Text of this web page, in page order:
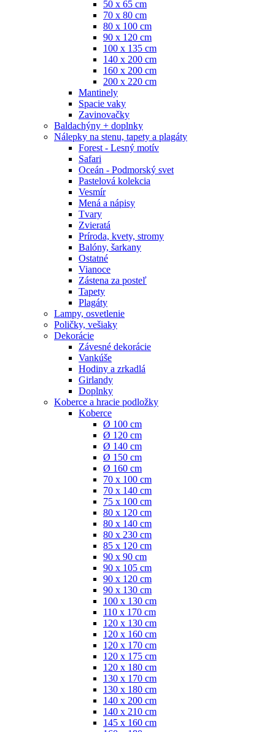
50 x 65 cm
70 x 80 cm
80 x 100 cm
90 x 120 cm
100 x 135 cm
140 x 200 cm
160 x 200 cm
200 x 220 cm
Mantinely
Spacie vaky
Zavinovačky
Baldachýny + doplnky
Nálepky na stenu, tapety a plagáty
Forest - Lesný motív
Safari
Oceán - Podmorský svet
Pastelová kolekcia
Vesmír
Mená a nápisy
Tvary
Zvieratá
Príroda, kvety, stromy
Balóny, šarkany
Ostatné
Vianoce
Zástena za posteľ
Tapety
Plagáty
Lampy, osvetlenie
Poličky, vešiaky
Dekorácie
Závesné dekorácie
Vankúše
Hodiny a zrkadlá
Girlandy
Doplnky
Koberce a hracie podložky
Koberce
Ø 100 cm
Ø 120 cm
Ø 140 cm
Ø 150 cm
Ø 160 cm
70 x 100 cm
70 x 140 cm
75 x 100 cm
80 x 120 cm
80 x 140 cm
80 x 230 cm
85 x 120 cm
90 x 90 cm
90 x 105 cm
90 x 120 cm
90 x 130 cm
100 x 130 cm
110 x 170 cm
120 x 130 cm
120 x 160 cm
120 x 170 cm
120 x 175 cm
120 x 180 cm
130 x 170 cm
130 x 180 cm
140 x 200 cm
140 x 210 cm
145 x 160 cm